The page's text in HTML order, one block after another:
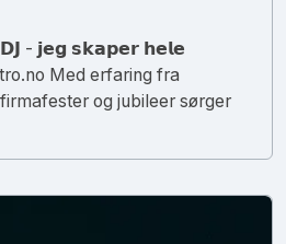
- 𝗷𝗲𝗴 𝘀𝗸𝗮𝗽𝗲𝗿 𝗵𝗲𝗹𝗲
Med erfaring fra
og jubileer sørger